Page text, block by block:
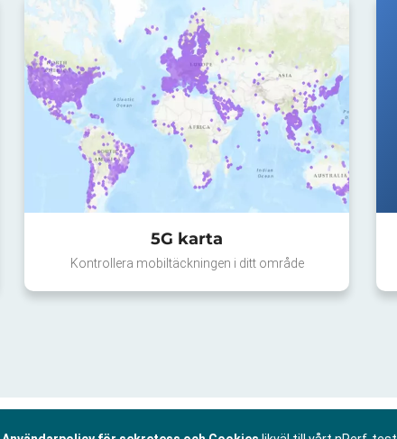
5G karta
Kontrollera mobiltäckningen i ditt område